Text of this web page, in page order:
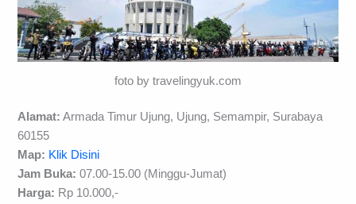
foto by travelingyuk.com
Alamat: Armada Timur Ujung, Ujung, Semampir, Surabaya
60155
Map: Klik Disini
Jam Buka: 07.00-15.00 (Minggu-Jumat)
Harga: Rp 10.000,-